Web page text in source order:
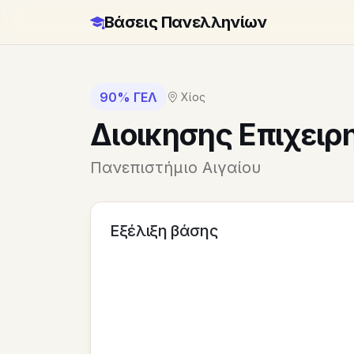
Βάσεις Πανελληνίων
90% ΓΕΛ Χίος
Διοικησης
Πανεπιστήμιο Αιγαίου
Εξέλιξη βάσης